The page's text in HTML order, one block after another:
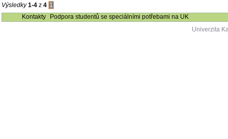
Výsledky1-4 z 4 1
Kontakty
Podpora studentů se speciálními potřebami na UK
Univerzita